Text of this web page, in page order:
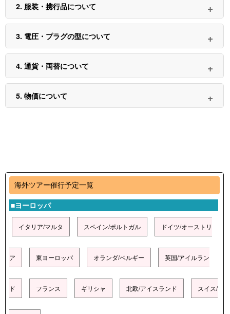
海外ツアー催行予定一覧
■ヨーロッパ
イタリア/マルタ スペイン/ポルトガル ドイツ/オーストリ
ア 東ヨーロッパ オランダ/ベルギー 英国/アイルラン
ド フランス ギリシャ 北欧/アイスランド スイス/
2. 服装・携行品について
3. 電圧・プラグの型について
4. 通貨・両替について
5. 物価について